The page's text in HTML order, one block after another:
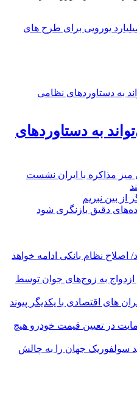
یورویی برای طرح های
به دستاوردهای
اصلاح نظام بانکی ادامه خواهد
۸ همت وام ازدواج به زوج‌های جوان توسط
های اقتصادی با یکدیگر پیوند
در تعیین قیمت خودرو هیچ
سولفوریک جهان را به چالش